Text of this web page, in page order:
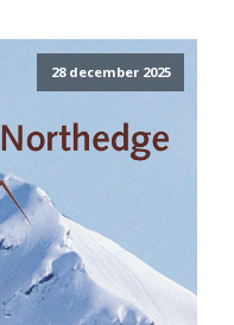
28 december 2025